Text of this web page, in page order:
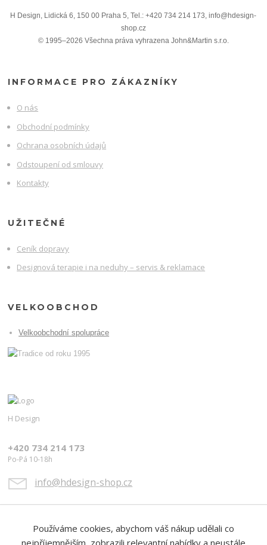
H Design, Lidická 6, 150 00 Praha 5, Tel.: +420 734 214 173, info@hdesign-
shop.cz
© 1995–2026 Všechna práva vyhrazena John&Martin s.r.o.
INFORMACE PRO ZÁKAZNÍKY
O nás
Obchodní podmínky
Ochrana osobních údajů
Odstoupení od smlouvy
Kontakty
UŽITEČNÉ
Ceník dopravy
Designová terapie i na neduhy – servis & reklamace
VELKOOBCHOD
Velkoobchodní spolupráce
H Design
+420 734 214 173
Po-Pá 10-18h
info@hdesign-shop.cz
Používáme cookies, abychom váš nákup udělali co
nejpříjemnějším, zobrazili relevantní nabídky a neustále